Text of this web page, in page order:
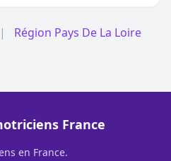
| Région Pays De La Loire
France
en France.